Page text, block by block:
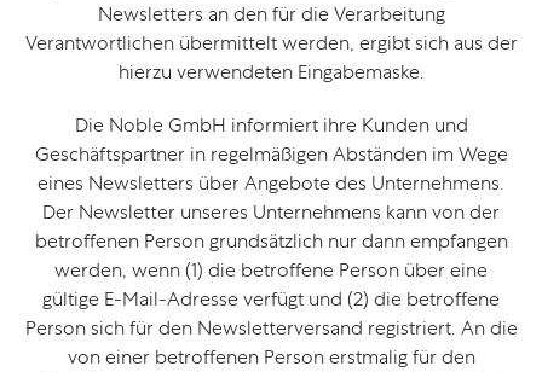
Newsletters an den für die Verarbeitung
Verantwortlichen übermittelt werden, ergibt sich aus der
hierzu verwendeten Eingabemaske.
Die Noble GmbH informiert ihre Kunden und
Geschäftspartner in regelmäßigen Abständen im Wege
eines Newsletters über Angebote des Unternehmens.
Der Newsletter unseres Unternehmens kann von der
betroffenen Person grundsätzlich nur dann empfangen
werden, wenn (1) die betroffene Person über eine
gültige E-Mail-Adresse verfügt und (2) die betroffene
Person sich für den Newsletterversand registriert. An die
von einer betroffenen Person erstmalig für den